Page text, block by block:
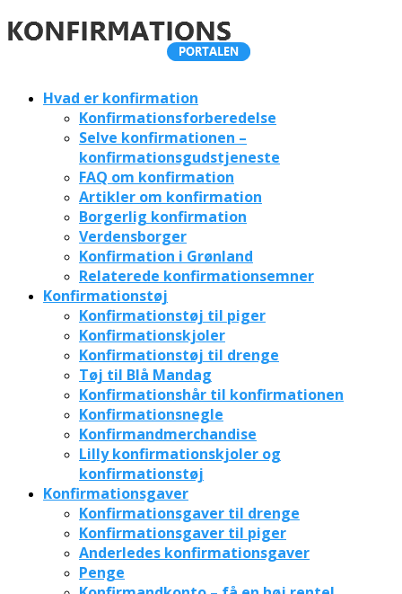
Hvad er konfirmation
Konfirmationsforberedelse
Selve konfirmationen –
konfirmationsgudstjeneste
FAQ om konfirmation
Artikler om konfirmation
Borgerlig konfirmation
Verdensborger
Konfirmation i Grønland
Relaterede konfirmationsemner
Konfirmationstøj
Konfirmationstøj til piger
Konfirmationskjoler
Konfirmationstøj til drenge
Tøj til Blå Mandag
Konfirmationshår til konfirmationen
Konfirmationsnegle
Konfirmandmerchandise
Lilly konfirmationskjoler og
konfirmationstøj
Konfirmationsgaver
Konfirmationsgaver til drenge
Konfirmationsgaver til piger
Anderledes konfirmationsgaver
Penge